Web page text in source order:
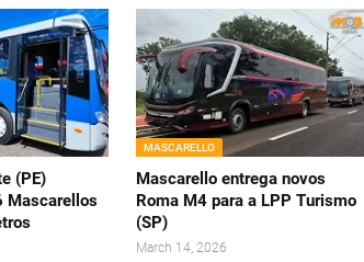
(PE)
Mascarellos
MASCARELLO
Mascarello entrega novos
Roma M4 para a LPP Turismo
(SP)
March 14, 2026